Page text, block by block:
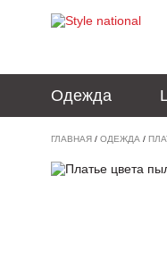
Одежда
ГЛАВНАЯ / ОДЕЖДА /